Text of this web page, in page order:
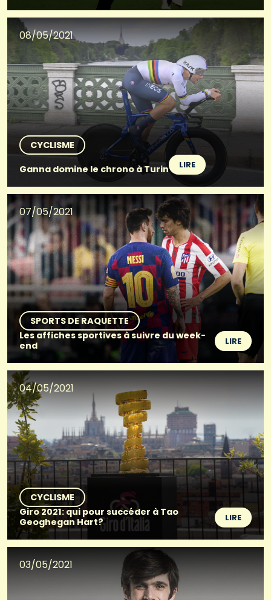
08/05/2021
CYCLISME
Ganna domine le chrono à Turin
LIRE
07/05/2021
SPORTS DE RAQUETTE
Les affiches sportives à suivre du week-
end
LIRE
04/05/2021
CYCLISME
Giro 2021: qui pour succéder à Tao
Geoghegan Hart?
LIRE
03/05/2021